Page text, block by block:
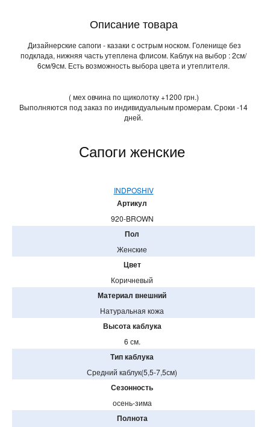
Описание товара
Дизайнерские сапоги - казаки с острым носком. Голенище без
подклада, нижняя часть утеплена флисом. Каблук на выбор : 2см/
6см/9см. Есть возможность выбора цвета и утеплителя.
( мех овчина по щиколотку +1200 грн.)
Выполняются под заказ по индивидуальным промерам. Сроки -14
дней.
Сапоги женские
INDPOSHIV
Артикул
920-BROWN
Пол
Женские
Цвет
Коричневый
Материал внешний
Натуральная кожа
Высота каблука
6 см.
Тип каблука
Средний каблук(5,5-7,5см)
Сезонность
осень-зима
Полнота